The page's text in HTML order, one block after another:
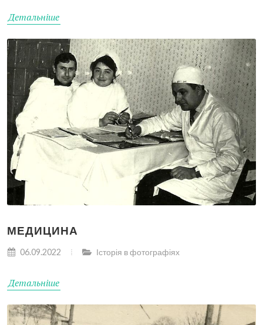
Детальніше
МЕДИЦИНА
06.09.2022 Історія в фотографіях
Детальніше